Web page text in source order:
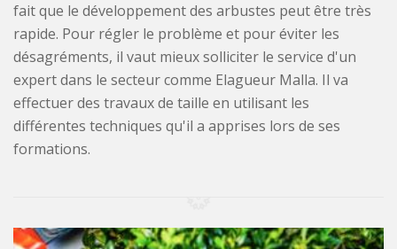
fait que le développement des arbustes peut être très
rapide. Pour régler le problème et pour éviter les
désagréments, il vaut mieux solliciter le service d'un
expert dans le secteur comme Elagueur Malla. Il va
effectuer des travaux de taille en utilisant les
différentes techniques qu'il a apprises lors de ses
formations.